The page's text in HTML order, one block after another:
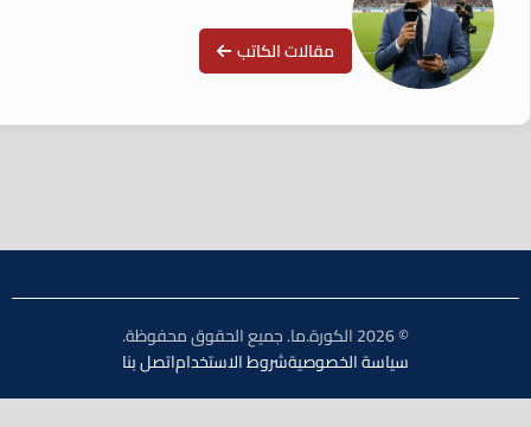
مقالات الكاتب
سياسة الخصوصيةشروط الاستخداماتصل بنا